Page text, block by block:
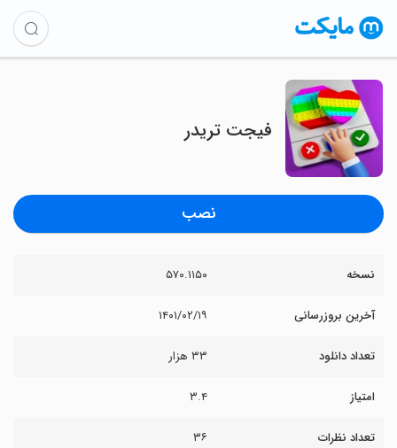
فیجت تریدر
نصب
نسخه ۵۷۰.۱۱۵۰
آخرین بروزرسانی ۱۴۰۱/۰۲/۱۹
تعداد دانلود ۳۳ هزار
امتیاز ۳.۴
تعداد نظرات ۳۶